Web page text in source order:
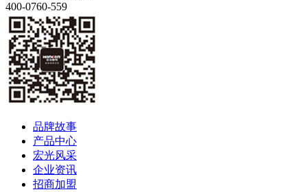
400-0760-559
品牌故事
产品中心
宏光风采
企业资讯
招商加盟